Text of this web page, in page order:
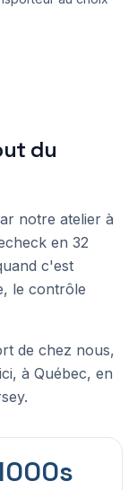
du
notre atelier à
en 32
c'est
le contrôle
de chez nous,
à Québec, en